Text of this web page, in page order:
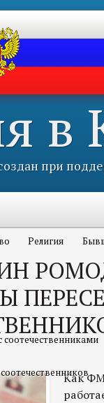
в
при
Религия
соотечественниками
Как